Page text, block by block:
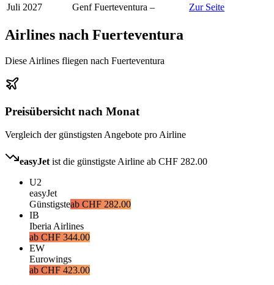
Juli 2027
Genf Fuerteventura – Zur Seite
Airlines nach Fuerteventura
Diese Airlines fliegen nach Fuerteventura
Preisübersicht nach Monat
Vergleich der günstigsten Angebote pro Airline
easyJet ist die günstigste Airline ab CHF 282.00
U2
easyJet
Günstigsteab CHF 282.00
IB
Iberia Airlines
ab CHF 344.00
EW
Eurowings
ab CHF 423.00